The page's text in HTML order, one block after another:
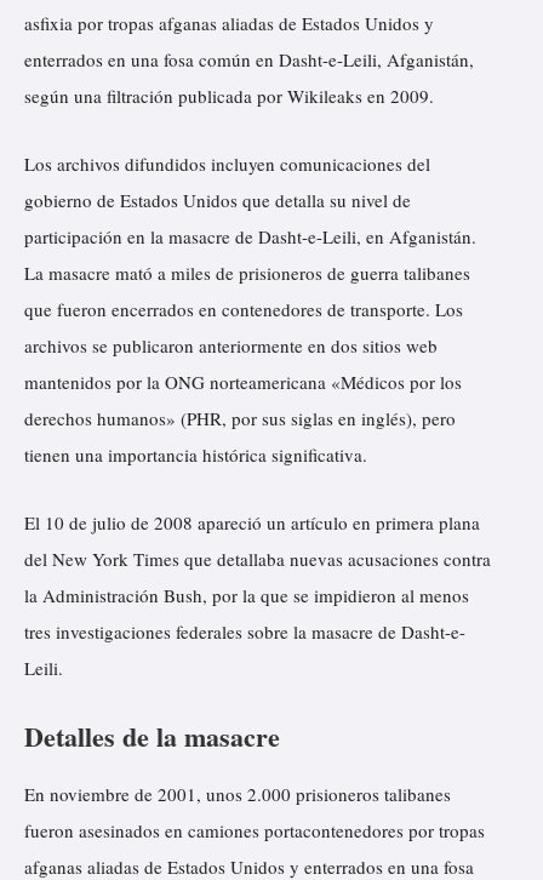
asfixia por tropas afganas aliadas de Estados Unidos y
enterrados en una fosa común en Dasht-e-Leili, Afganistán,
según una filtración publicada por Wikileaks en 2009.
Los archivos difundidos incluyen comunicaciones del
gobierno de Estados Unidos que detalla su nivel de
participación en la masacre de Dasht-e-Leili, en Afganistán.
La masacre mató a miles de prisioneros de guerra talibanes
que fueron encerrados en contenedores de transporte. Los
archivos se publicaron anteriormente en dos sitios web
mantenidos por la ONG norteamericana «Médicos por los
derechos humanos» (PHR, por sus siglas en inglés), pero
tienen una importancia histórica significativa.
El 10 de julio de 2008 apareció un artículo en primera plana
del New York Times que detallaba nuevas acusaciones contra
la Administración Bush, por la que se impidieron al menos
tres investigaciones federales sobre la masacre de Dasht-e-
Leili.
Detalles de la masacre
En noviembre de 2001, unos 2.000 prisioneros talibanes
fueron asesinados en camiones portacontenedores por tropas
afganas aliadas de Estados Unidos y enterrados en una fosa